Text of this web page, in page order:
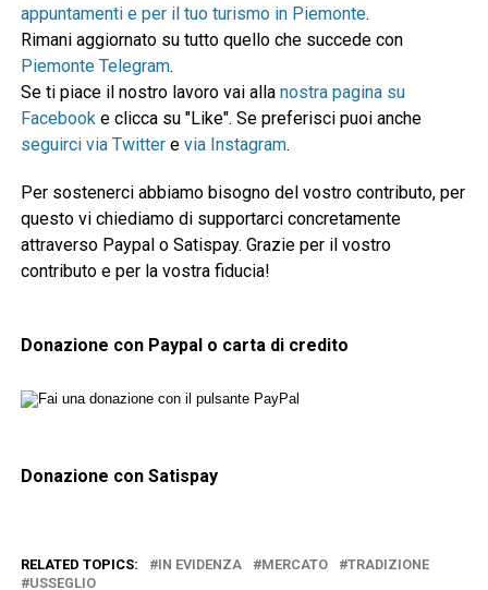
appuntamenti e per il tuo turismo in Piemonte.
Rimani aggiornato su tutto quello che succede con
Piemonte Telegram.
Se ti piace il nostro lavoro vai alla nostra pagina su
Facebooke clicca su "Like". Se preferisci puoi anche
seguirci via Twittere via Instagram.
Per sostenerci abbiamo bisogno del vostro contributo, per
questo vi chiediamo di supportarci concretamente
attraverso Paypal o Satispay. Grazie per il vostro
contributo e per la vostra fiducia!
Donazione con Paypal o carta di credito
Donazione con Satispay
RELATED TOPICS: IN EVIDENZA MERCATO
TRADIZIONE
USSEGLIO